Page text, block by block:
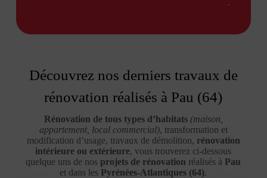
.
Découvrez nos derniers travaux de
rénovation réalisés à Pau (64)
Rénovation de tous types d’habitats (maison,
appartement, local commercial), transformation et
modification d’usage, travaux de démolition, rénovation
intérieure ou extérieure, vous trouverez ci-dessous
quelque uns de nosprojets de rénovation réalisés à Pau
et dans les Pyrénées-Atlantiques (64).